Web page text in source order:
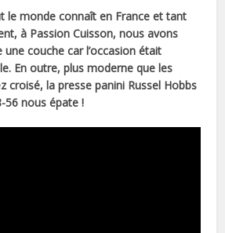
le monde connaît en France et tant
à Passion Cuisson, nous avons
une couche car l’occasion était
En outre, plus moderne que les
croisé, la presse panini Russel Hobbs
56 nous épate !